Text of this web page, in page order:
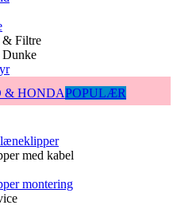
& Filtre
& HONDAPOPULÆR
med kabel
montering